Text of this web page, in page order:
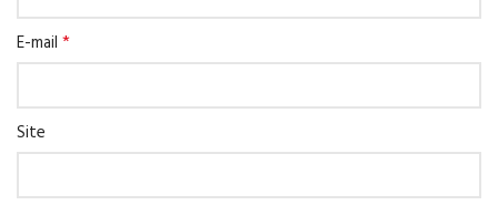
E-mail *
Site